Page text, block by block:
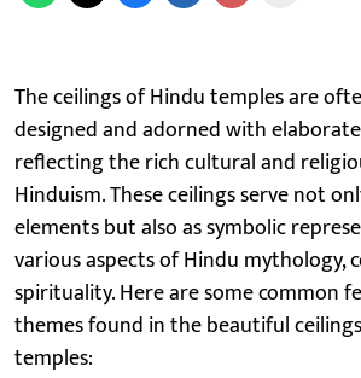
The ceilings of Hindu temples are
designed and adorned with
reflecting the rich cultural and
Hinduism. These ceilings serve not
elements but also as symbolic
various aspects of Hindu mythology,
spirituality. Here are some common
themes found in the beautiful
temples: